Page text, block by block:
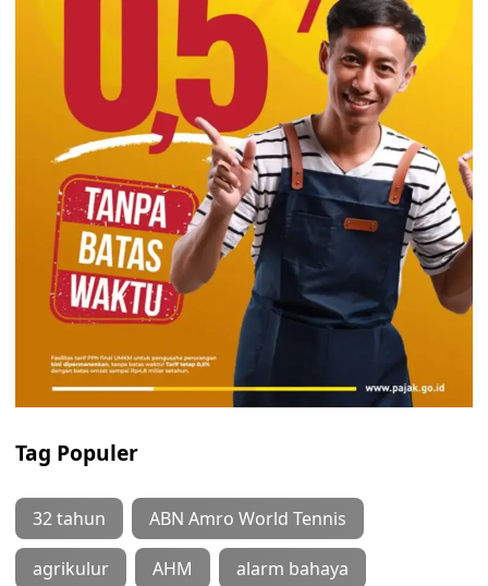
Tag Populer
32 tahun ABN Amro World Tennis
agrikulur AHM alarm bahaya